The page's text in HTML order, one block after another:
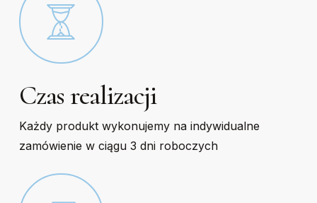
Czas realizacji
Każdy produkt wykonujemy na indywidualne
zamówienie w ciągu 3 dni roboczych